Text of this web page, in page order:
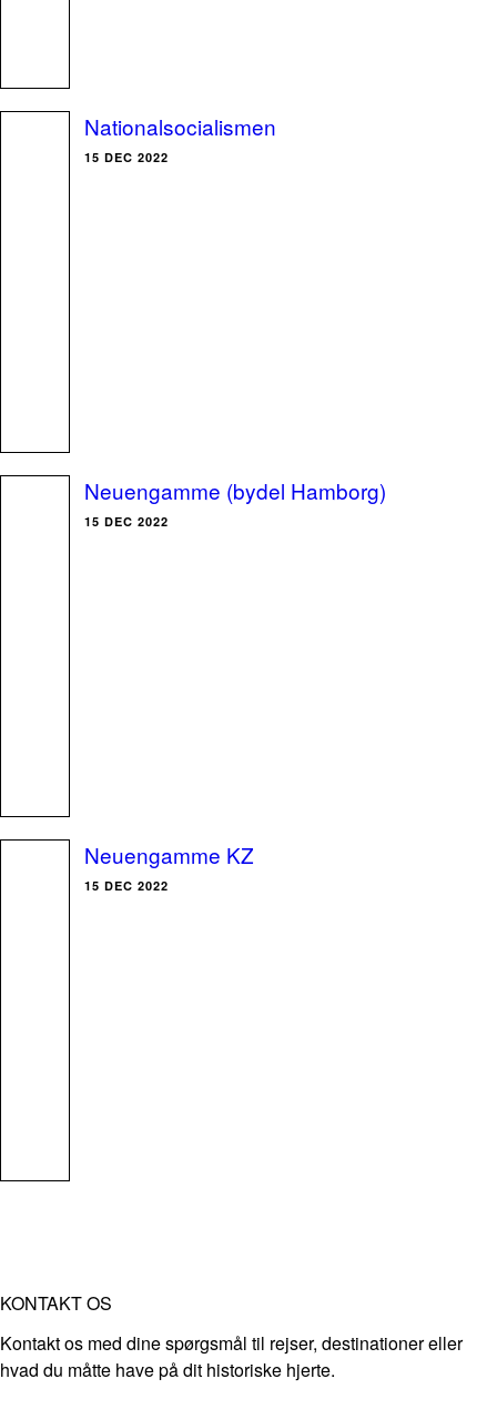
Nationalsocialismen
15 DEC 2022
Neuengamme (bydel Hamborg)
15 DEC 2022
Neuengamme KZ
15 DEC 2022
KONTAKT OS
Kontakt os med dine spørgsmål til rejser, destinationer eller
hvad du måtte have på dit historiske hjerte.